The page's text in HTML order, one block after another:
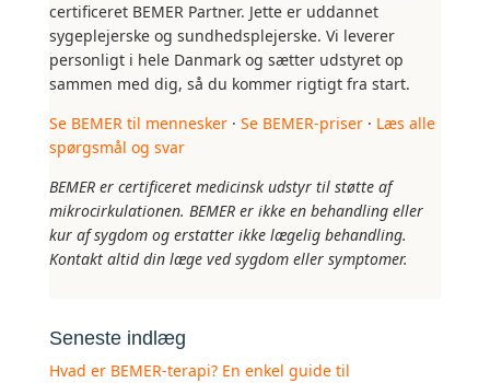
certificeret BEMER Partner. Jette er uddannet
sygeplejerske og sundhedsplejerske. Vi leverer
personligt i hele Danmark og sætter udstyret op
sammen med dig, så du kommer rigtigt fra start.
Se BEMER til mennesker· Se BEMER-priser· Læs alle
spørgsmål og svar
BEMER er certificeret medicinsk udstyr til støtte af
mikrocirkulationen. BEMER er ikke en behandling eller
kur af sygdom og erstatter ikke lægelig behandling.
Kontakt altid din læge ved sygdom eller symptomer.
Seneste indlæg
Hvad er BEMER-terapi? En enkel guide til